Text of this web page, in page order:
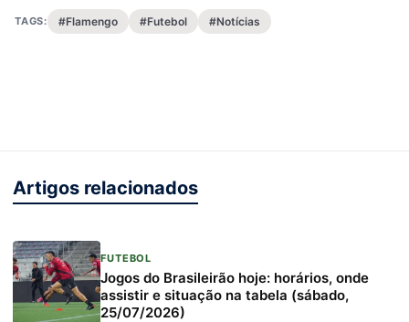
TAGS: #Flamengo #Futebol #Notícias
Artigos relacionados
FUTEBOL
Jogos do Brasileirão hoje: horários, onde
assistir e situação na tabela (sábado,
25/07/2026)